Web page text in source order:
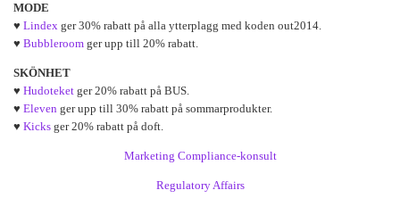
MODE
♥ Lindex ger 30% rabatt på alla ytterplagg med koden out2014.
♥ Bubbleroom ger upp till 20% rabatt.
SKÖNHET
♥ Hudoteket ger 20% rabatt på BUS.
♥ Eleven ger upp till 30% rabatt på sommarprodukter.
♥ Kicks ger 20% rabatt på doft.
Marketing Compliance-konsult
Regulatory Affairs